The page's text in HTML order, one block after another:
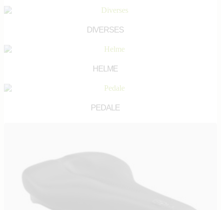
DIVERSES
HELME
PEDALE